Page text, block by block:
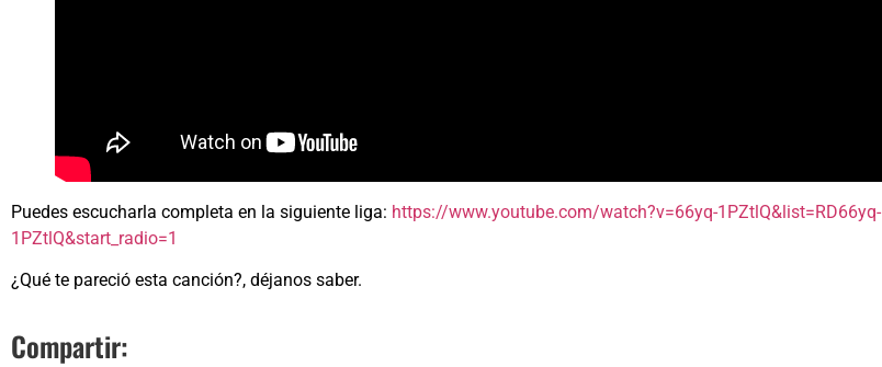
Puedes escucharla completa en la siguiente liga: https://www.youtube.com/watch?v=66yq-1PZtlQ&list=RD66yq-
1PZtlQ&start_radio=1
¿Qué te pareció esta canción?, déjanos saber.
Compartir: